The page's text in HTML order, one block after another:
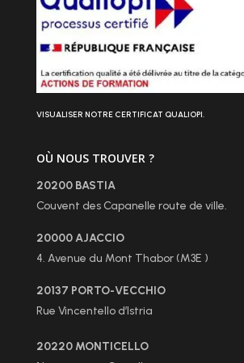
VISUALISER NOTRE CERTIFICAT QUALIOPI.
OÙ NOUS TROUVER ?
20200 BASTIA
Couvent des Capanelle route de ville.
20000 AJACCIO
4. Avenue du Mont Thabor (M3E )
20137 PORTO-VECCHIO
Rue Vincentello d’Istria
20220 MONTICELLO